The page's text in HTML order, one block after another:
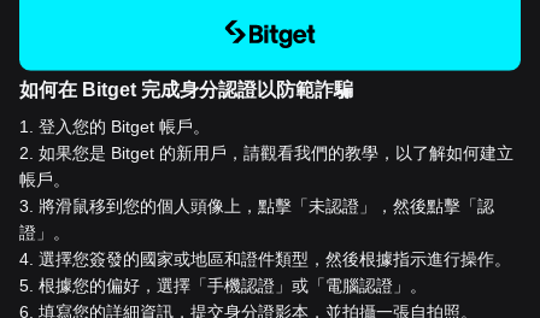
如何在 Bitget 完成身分認證以防範詐騙
1
登入您的 Bitget 帳戶。
2 如果您是 Bitget 的新用戶，請觀看我們的教學，以了解如何建立
帳戶。
3 將滑鼠移到您的個人頭像上，點擊「未認證」，然後點擊「認
證」。
4 選擇您簽發的國家或地區和證件類型，然後根據指示進行操作。
5 根據您的偏好，選擇「手機認證」或「電腦認證」。
6 填寫您的詳細資訊，提交身分證影本，並拍攝一張自拍照。